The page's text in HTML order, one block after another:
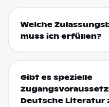
Welche
muss ich erfüllen?
Gibt es spezielle
Deutsche Literatur